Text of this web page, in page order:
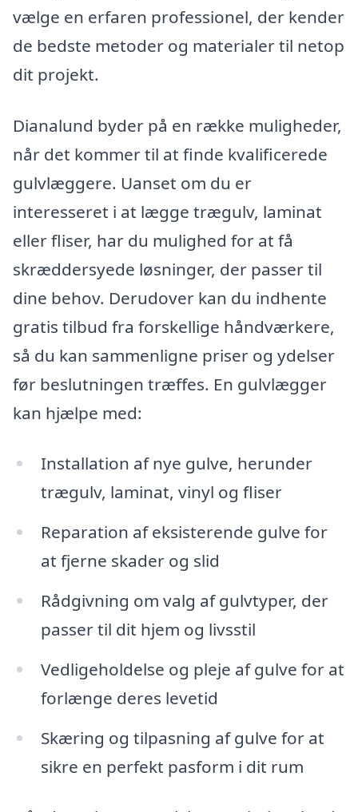
vælge en erfaren professionel, der kender
de bedste metoder og materialer til netop
dit projekt.
Dianalund byder på en række muligheder,
når det kommer til at finde kvalificerede
gulvlæggere. Uanset om du er
interesseret i at lægge trægulv, laminat
eller fliser, har du mulighed for at få
skræddersyede løsninger, der passer til
dine behov. Derudover kan du indhente
gratis tilbud fra forskellige håndværkere,
så du kan sammenligne priser og ydelser
før beslutningen træffes. En gulvlægger
kan hjælpe med:
Installation af nye gulve, herunder
trægulv, laminat, vinyl og fliser
Reparation af eksisterende gulve for
at fjerne skader og slid
Rådgivning om valg af gulvtyper, der
passer til dit hjem og livsstil
Vedligeholdelse og pleje af gulve for at
forlænge deres levetid
Skæring og tilpasning af gulve for at
sikre en perfekt pasform i dit rum